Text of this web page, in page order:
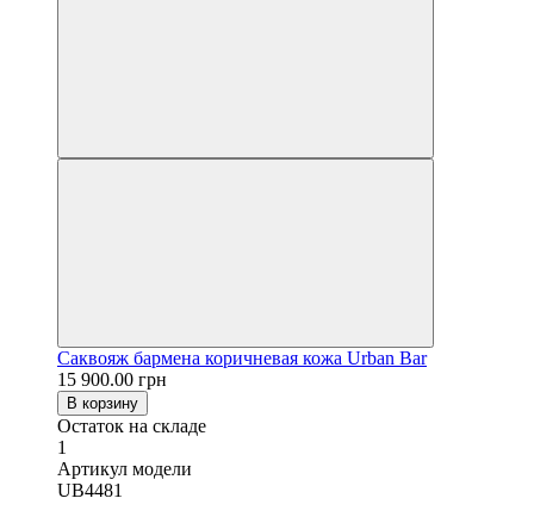
Саквояж бармена коричневая кожа Urban Bar
15 900.00 грн
В корзину
Остаток на складе
1
Артикул модели
UB4481